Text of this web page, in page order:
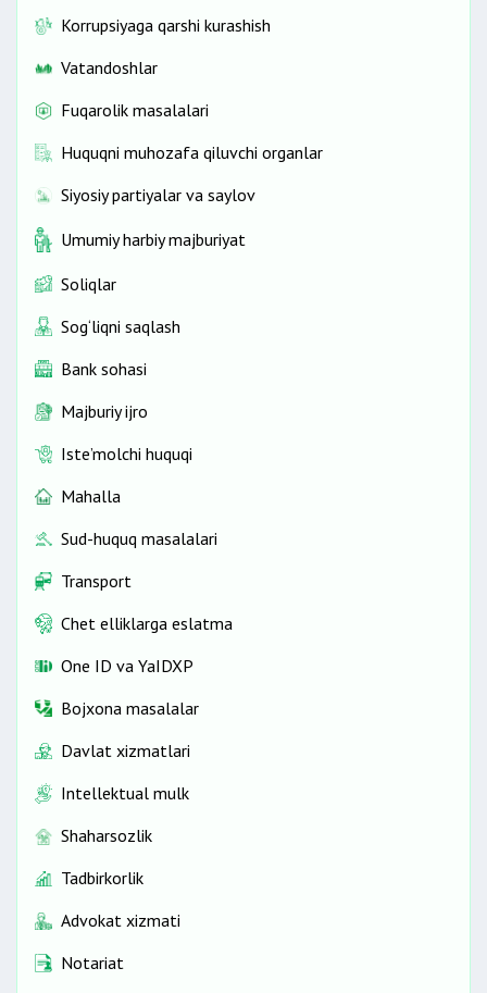
Korrupsiyaga qarshi kurashish
Vatandoshlar
Fuqarolik masalalari
Huquqni muhozafa qiluvchi organlar
Siyosiy partiyalar va saylov
Umumiy harbiy majburiyat
Soliqlar
Sog‘liqni saqlash
Bank sohasi
Majburiy ijro
Iste’molchi huquqi
Mahalla
Sud-huquq masalalari
Transport
Chet elliklarga eslatma
One ID vа YaIDXP
Bojxona masalalar
Davlat xizmatlari
Intellektual mulk
Shaharsozlik
Tadbirkorlik
Advokat xizmati
Notariat